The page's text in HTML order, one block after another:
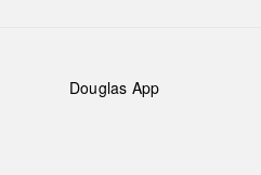
Douglas App